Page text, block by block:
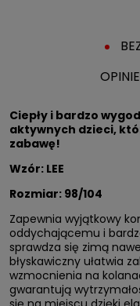
Ciepły i bardzo
aktywnych dzieci,
zabawę!
Wzór: LEE
Rozmiar: 98/104
Zapewnia wyjątkowy
oddychającemu i
sprawdza się zimą
błyskawiczny ułatwia
wzmocnienia na
gwarantują